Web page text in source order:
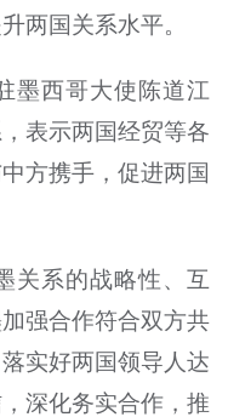
两国关系水平。
墨西哥大使陈道江
表示两国经贸等各
方携手，促进两国
关系的战略性、互
强合作符合双方共
实好两国领导人达
深化务实合作，推